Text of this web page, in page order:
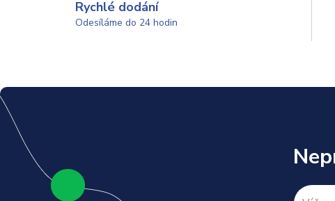
Rychlé dodání
Odesíláme do 24 hodin